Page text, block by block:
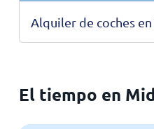
Alquiler de coches
El tiempo en